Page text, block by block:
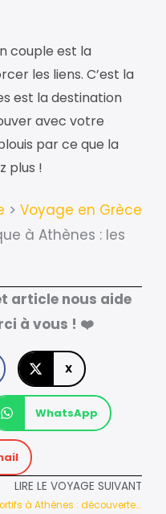
couple est la
les liens. C’est la
est la destination
avec votre
par ce que la
plus !
> Voyage en Grèce
à Athènes : les
article nous aide
à vous ! ❤️
X
WhatsApp
LIRE LE VOYAGE SUIVANT
Sportifs à Athènes : découverte de la ville à vélo